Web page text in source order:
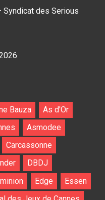
Syndicat des Serious
Bauza
As d'Or
Asmodee
Carcassonne
DBDJ
Edge
Essen